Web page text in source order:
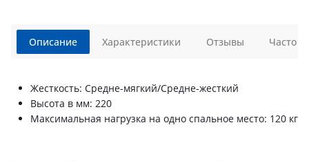
Описание
Жесткость: Средне-мягкий/Средне-жесткий
Высота в мм: 220
Максимальная нагрузка на одно спальное место: 120 кг
Характеристики Отзывы Часто